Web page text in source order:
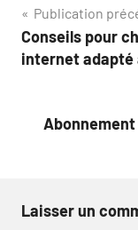
de
Publication
Conseils pour
internet adapté
Laisser un